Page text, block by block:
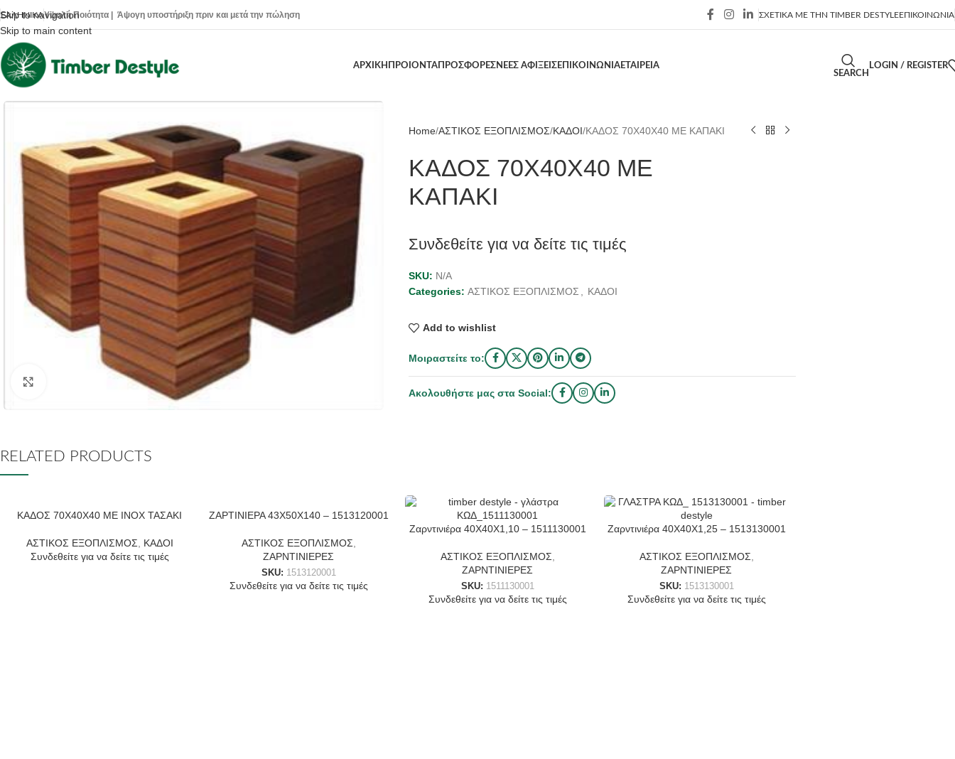
Skip to navigation
Skip to main content
ΕΛΛΗΝΙΚΆΥψηλή Ποιότητα | Άψογη υποστήριξη πριν και μετά την πώληση ΣΧΕΤΙΚΑ ΜΕ ΤΗΝ TIMBER DESTYLEΕΠΙΚΟΙΝΩΝΙΑ
ΑΡΧΙΚΗ ΠΡΟΙΟΝΤΑ ΠΡΟΣΦΟΡΕΣΝΕΕΣ ΑΦΙΞΕΙΣΕΠΙΚΟΙΝΩΝΙΑΕΤΑΙΡΕΙΑ
SEARCH
LOGIN / REGISTER
Home ΑΣΤΙΚΟΣ ΕΞΟΠΛΙΣΜΟΣ ΚΑΔΟΙ ΚΑΔΟΣ 70Χ40Χ40 ΜΕ ΚΑΠΑΚΙ
ΚΑΔΟΣ 70Χ40Χ40 ΜΕ
ΚΑΠΑΚΙ
Συνδεθείτε για να δείτε τις τιμές
SKU: N/A
Categories: ΑΣΤΙΚΟΣ ΕΞΟΠΛΙΣΜΟΣ ΚΑΔΟΙ
Add to wishlist
Μοιραστείτε το:
Ακολουθήστε μας στα Social:
RELATED PRODUCTS
ΚΑΔΟΣ 70Χ40Χ40 ΜΕ ΙΝΟΧ ΤΑΣΑΚΙ
ΑΣΤΙΚΟΣ ΕΞΟΠΛΙΣΜΟΣ, ΚΑΔΟΙ
Συνδεθείτε για να δείτε τις τιμές
ΖΑΡΤΙΝΙΕΡΑ 43Χ50Χ140 – 1513120001
ΑΣΤΙΚΟΣ ΕΞΟΠΛΙΣΜΟΣ,
ΖΑΡΝΤΙΝΙΕΡΕΣ
SKU: 1513120001
Συνδεθείτε για να δείτε τις τιμές
Ζαρντινιέρα 40Χ40Χ1,10 – 1511130001
ΑΣΤΙΚΟΣ ΕΞΟΠΛΙΣΜΟΣ,
ΖΑΡΝΤΙΝΙΕΡΕΣ
SKU: 1511130001
Συνδεθείτε για να δείτε τις τιμές
Ζαρντινιέρα 40Χ40Χ1,25 – 1513130001
ΑΣΤΙΚΟΣ ΕΞΟΠΛΙΣΜΟΣ,
ΖΑΡΝΤΙΝΙΕΡΕΣ
SKU: 1513130001
Συνδεθείτε για να δείτε τις τιμές